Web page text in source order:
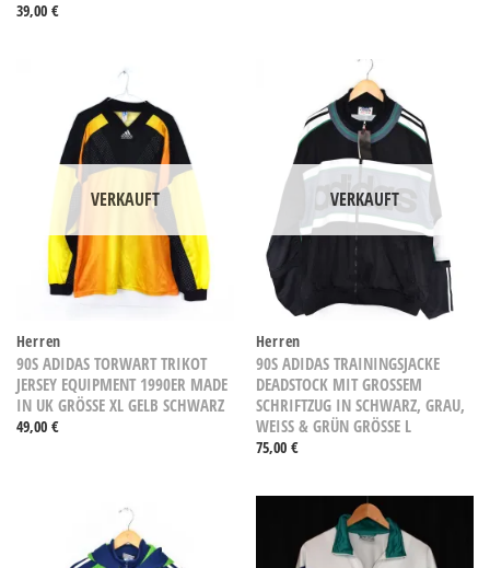
39,00 €
VERKAUFT
Herren
90S ADIDAS TORWART TRIKOT
JERSEY EQUIPMENT 1990ER MADE
IN UK GRÖSSE XL GELB SCHWARZ
49,00 €
VERKAUFT
Herren
90S ADIDAS TRAININGSJACKE
DEADSTOCK MIT GROSSEM S
CHRIFTZUG IN SCHWARZ, GRAU, W
EISS & GRÜN GRÖSSE L
75,00 €